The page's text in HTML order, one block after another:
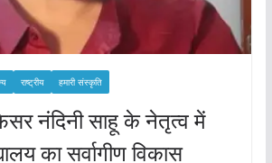
राष्ट्रीय हमारी संस्कृति
नंदिनी साहू के नेतृत्व में
का सर्वागीण विकास